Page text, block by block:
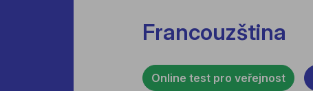
Francouzština
Online test pro veřejnost